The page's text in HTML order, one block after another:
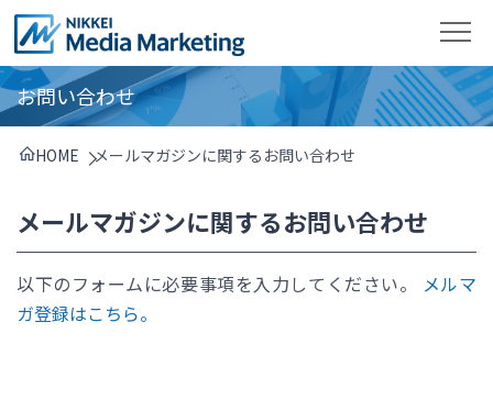
お問い合わせ
HOME メールマガジンに関するお問い合わせ
メールマガジンに関するお問い合わせ
以下のフォームに必要事項を入力してください。 メルマ
ガ登録はこちら。